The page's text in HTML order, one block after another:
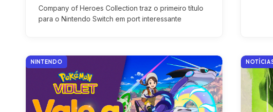
Company of Heroes Collection traz o primeiro título
para o Nintendo Switch em port interessante
NINTENDO